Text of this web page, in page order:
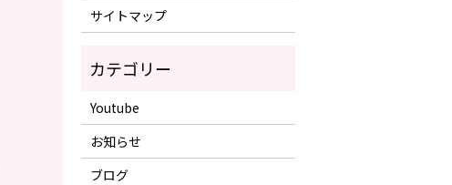
サイトマップ
Youtube
お知らせ
ブログ